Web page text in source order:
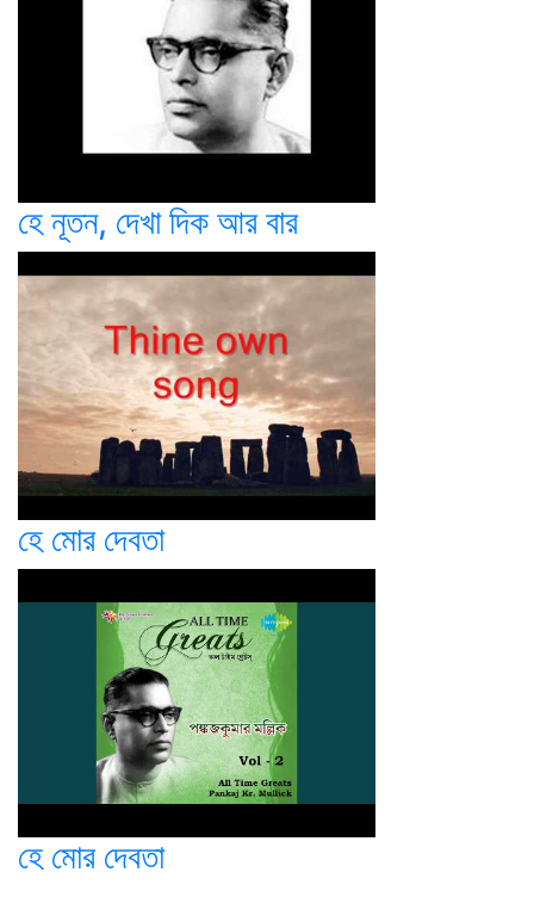
হে নূতন, দেখা দিক আর বার
হে মোর দেবতা
হে মোর দেবতা